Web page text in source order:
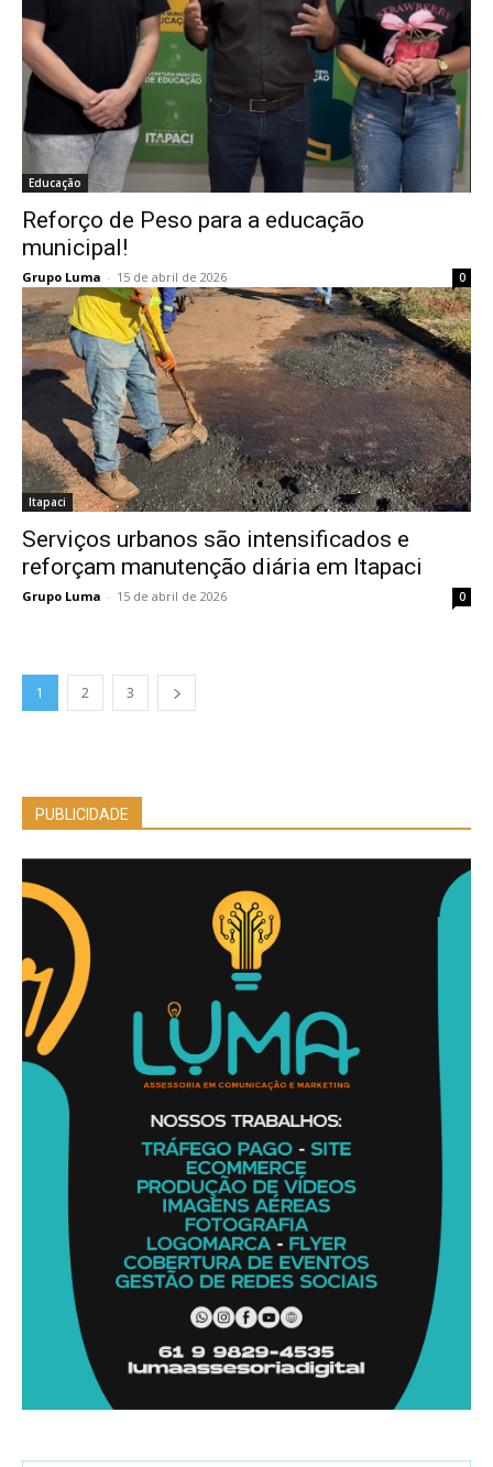
Educação
Reforço de Peso para a educação
municipal!
Grupo Luma - 15 de abril de 2026 0
Itapaci
Serviços urbanos são intensificados e
reforçam manutenção diária em Itapaci
Grupo Luma - 15 de abril de 2026 0
1 2 3
PUBLICIDADE